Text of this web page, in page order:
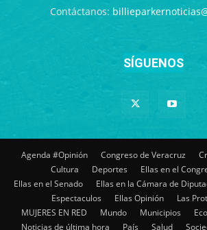
Contáctanos:
SÍGUENOS
Agenda #Opinión Congreso de Veracruz
Cultura
Deportes
Ellas en el
Ellas en el Senado
Ellas en la Cámara de
Espectaculos
Ellas Opinión
Las
MUJERES EN RED
Mundo Municipios
Noticias de última hora
País Salud